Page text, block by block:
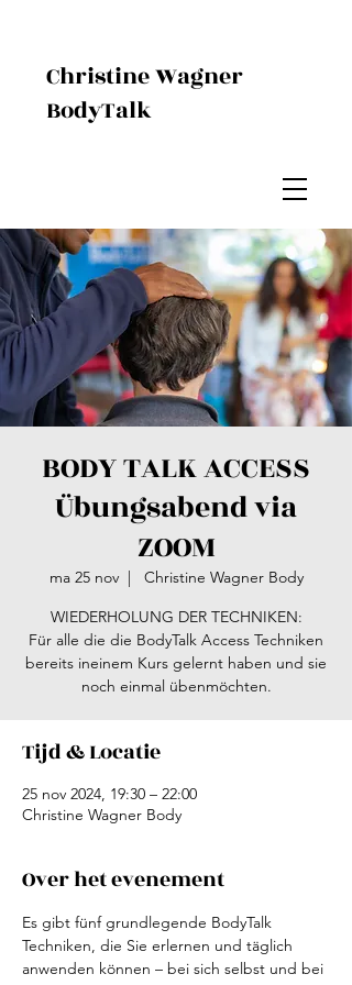
Christine Wagner
BodyTalk
BODY TALK ACCESS
Übungsabend via
ZOOM
ma 25 nov
  |
Christine Wagner Body
WIEDERHOLUNG DER TECHNIKEN:
Für alle die die BodyTalk Access Techniken
bereits ineinem Kurs gelernt haben und sie
noch einmal übenmöchten.
Tijd & Locatie
25 nov 2024, 19:30 – 22:00
Christine Wagner Body
Over het evenement
Es gibt fünf grundlegende BodyTalk
Techniken, die Sie erlernen und täglich
anwenden können – bei sich selbst und bei